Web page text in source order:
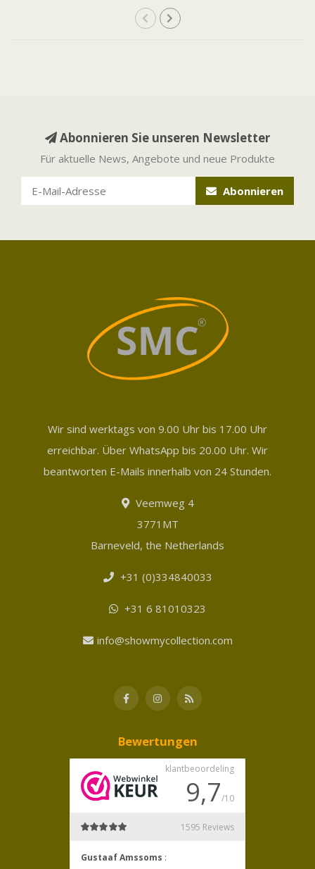
Abonnieren Sie unseren Newsletter
Für aktuelle News, Angebote und neue Produkte
Abonnieren
Wir sind werktags von 9.00 Uhr bis 17.00 Uhr
erreichbar. Über WhatsApp bis 20.00 Uhr. Wir
beantworten E-Mails innerhalb von 24 Stunden.
Veemweg 4
3771MT
Barneveld, the Netherlands
+31 (0)334840033
+31 6 81010323
info@showmycollection.com
Bewertungen